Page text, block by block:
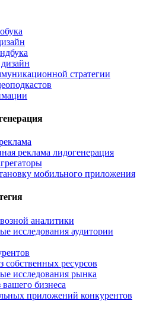
стратегии
реклама лидогенерация
мобильного приложения
аналитики
исследования аудитории
собственных ресурсов
исследования рынка
бизнеса
приложений конкурентов